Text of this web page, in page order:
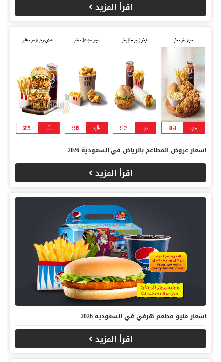
اقرأ المزيد
اسعار عروض المطاعم بالرياض في السعودية 2026
اقرأ المزيد
اسعار منيو مطعم هرفي في السعوديه 2026
اقرأ المزيد